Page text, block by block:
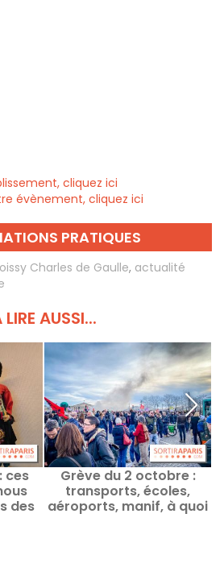
cliquez ici
évènement, cliquez ici
PRATIQUES
Charles de Gaulle, actualité
LIRE AUSSI...
ces
des
Grève du 2 octobre :
transports, écoles,
aéroports, manif, à quoi